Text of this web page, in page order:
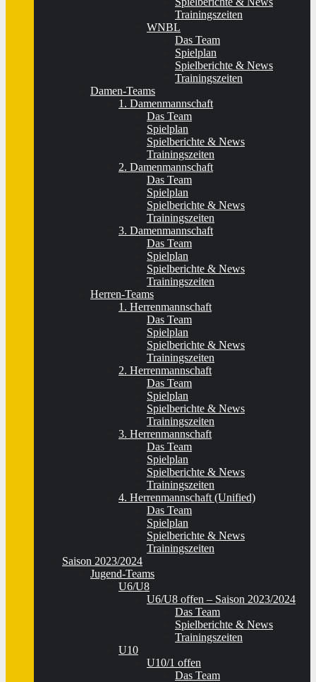
Trainingszeiten
WNBL
Das Team
Spielplan
Spielberichte & News
Trainingszeiten
Damen-Teams
1. Damenmannschaft
Das Team
Spielplan
Spielberichte & News
Trainingszeiten
2. Damenmannschaft
Das Team
Spielplan
Spielberichte & News
Trainingszeiten
3. Damenmannschaft
Das Team
Spielplan
Spielberichte & News
Trainingszeiten
Herren-Teams
1. Herrenmannschaft
Das Team
Spielplan
Spielberichte & News
Trainingszeiten
2. Herrenmannschaft
Das Team
Spielplan
Spielberichte & News
Trainingszeiten
3. Herrenmannschaft
Das Team
Spielplan
Spielberichte & News
Trainingszeiten
4. Herrenmannschaft (Unified)
Das Team
Spielplan
Spielberichte & News
Trainingszeiten
Saison 2023/2024
Jugend-Teams
U6/U8
U6/U8 offen – Saison 2023/2024
Das Team
Spielberichte & News
Trainingszeiten
U10
U10/1 offen
Das Team